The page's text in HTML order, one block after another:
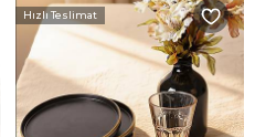
Hızlı Teslimat